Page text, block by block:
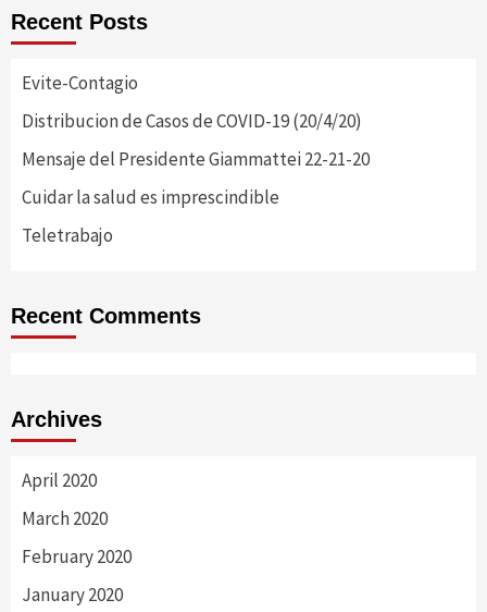
Recent Posts
Evite-Contagio
Distribucion de Casos de COVID-19 (20/4/20)
Mensaje del Presidente Giammattei 22-21-20
Cuidar la salud es imprescindible
Teletrabajo
Recent Comments
Archives
April 2020
March 2020
February 2020
January 2020